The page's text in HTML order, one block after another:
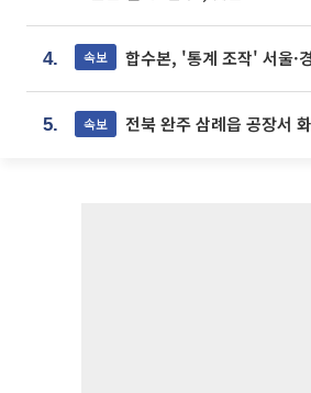
4. 속보 합수본, '통계 조작' 서울·경기·충북 선
5. 속보 전북 완주 삼례읍 공장서